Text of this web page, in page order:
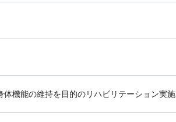
体機能の維持を目的のリハビリテーション実施